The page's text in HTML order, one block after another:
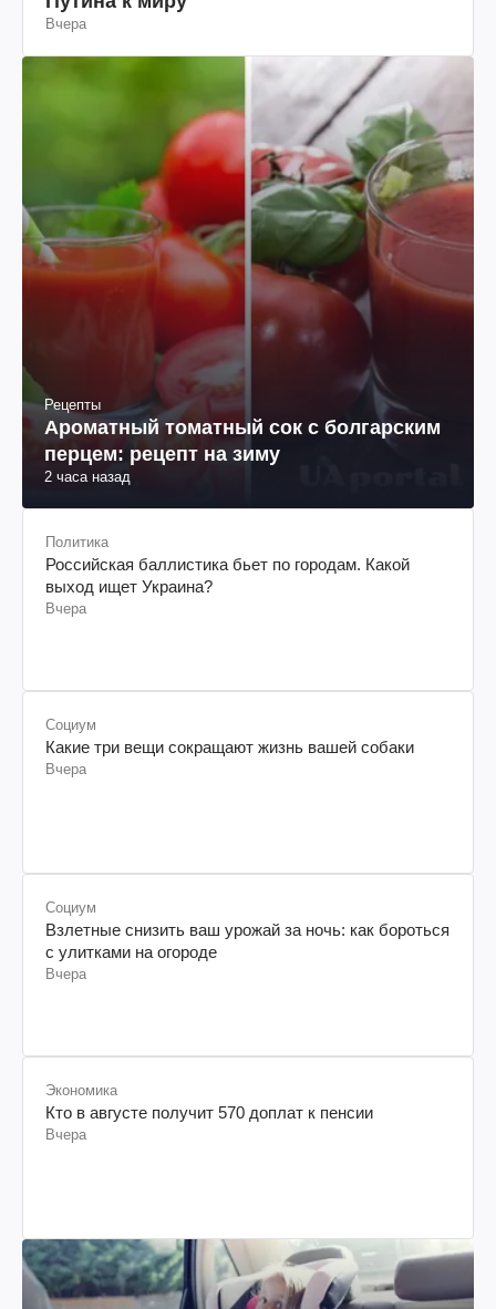
Путина к миру
Рецепты
Ароматный томатный сок с болгарским
перцем: рецепт на зиму
Политика
Российская баллистика бьет по городам. Какой
выход ищет Украина?
Социум
Какие три вещи сокращают жизнь вашей собаки
Социум
Взлетные снизить ваш урожай за ночь: как бороться
с улитками на огороде
Экономика
Кто в августе получит 570 доплат к пенсии